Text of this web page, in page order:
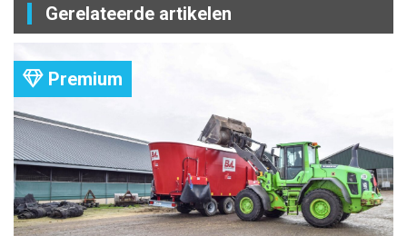
Gerelateerde artikelen
Premium